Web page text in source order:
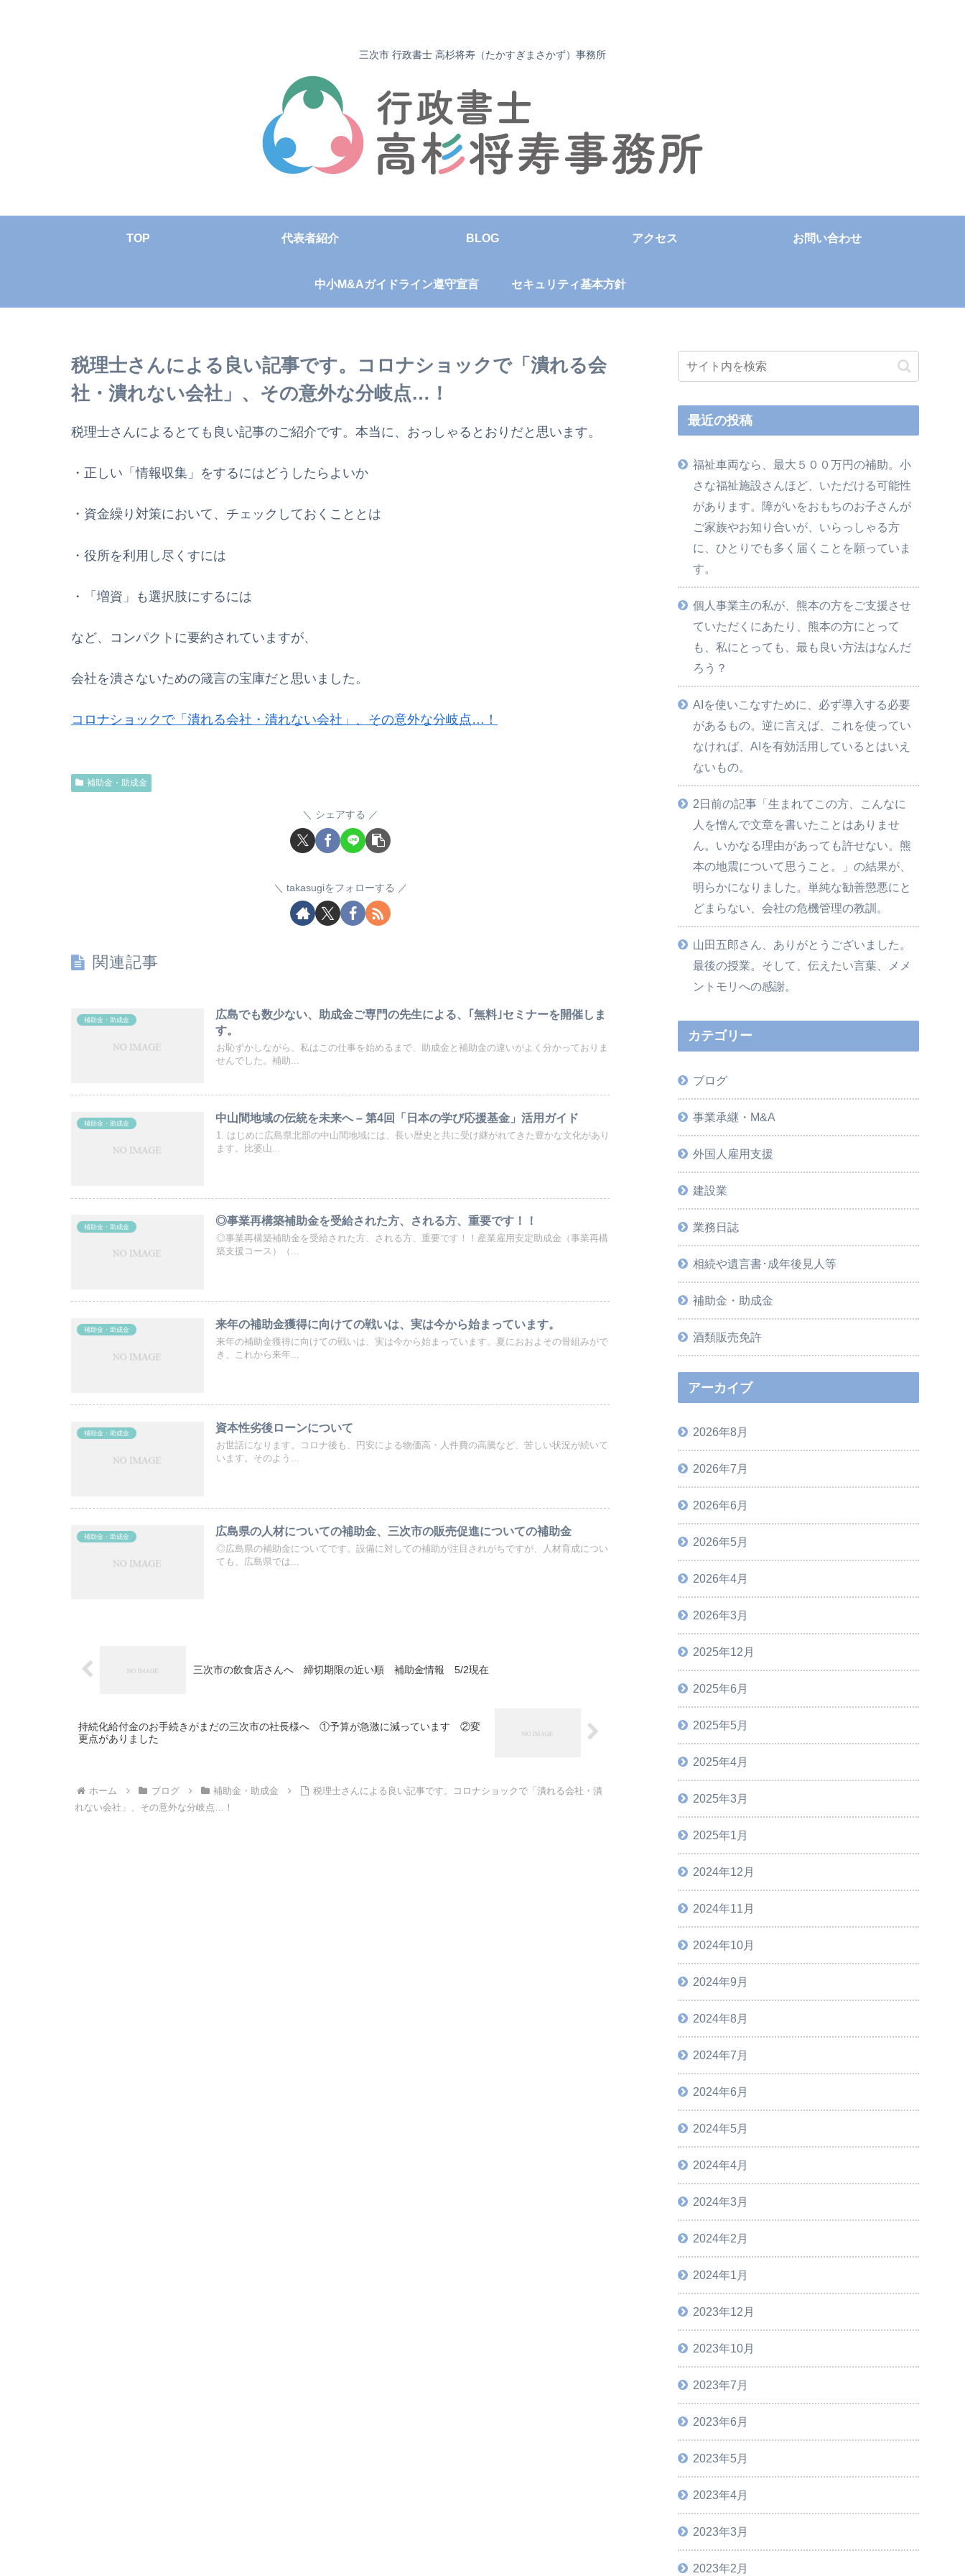
三次市 行政書士 高杉将寿（たかすぎまさかず）事務所
TOP 代表者紹介 BLOG アクセス お問い合わせ
中小M&Aガイドライン遵守宣言 セキュリティ基本方針
税理士さんによる良い記事です。コロナショックで「潰れる会
社・潰れない会社」、その意外な分岐点…！
税理士さんによるとても良い記事のご紹介です。本当に、おっしゃるとおりだと思います。
・正しい「情報収集」をするにはどうしたらよいか
・資金繰り対策において、チェックしておくこととは
・役所を利用し尽くすには
・「増資」も選択肢にするには
など、コンパクトに要約されていますが、
会社を潰さないための箴言の宝庫だと思いました。
コロナショックで「潰れる会社・潰れない会社」、その意外な分岐点…！
補助金・助成金
シェアする
takasugiをフォローする
関連記事
補助金・助成金
広島でも数少ない、助成金ご専門の先生による、｢無料｣セミナーを開催しま
す。
お恥ずかしながら、私はこの仕事を始めるまで、助成金と補助金の違いがよく分かっておりま
せんでした。補助...
補助金・助成金 中山間地域の伝統を未来へ – 第4回「日本の学び応援基金」活用ガイド
1. はじめに広島県北部の中山間地域には、長い歴史と共に受け継がれてきた豊かな文化があり
ます。比婆山...
補助金・助成金 ◎事業再構築補助金を受給された方、される方、重要です！！
◎事業再構築補助金を受給された方、される方、重要です！！産業雇用安定助成金（事業再構
築支援コース）（...
補助金・助成金 来年の補助金獲得に向けての戦いは、実は今から始まっています。
来年の補助金獲得に向けての戦いは、実は今から始まっています。夏におおよその骨組みがで
き、これから来年...
補助金・助成金 資本性劣後ローンについて
お世話になります。コロナ後も、円安による物価高・人件費の高騰など、苦しい状況が続いて
います。そのよう...
補助金・助成金 広島県の人材についての補助金、三次市の販売促進についての補助金
◎広島県の補助金についてです。設備に対しての補助が注目されがちですが、人材育成につい
ても、広島県では...
三次市の飲食店さんへ 締切期限の近い順 補助金情報 5/2現在
持続化給付金のお手続きがまだの三次市の社長様へ ①予算が急激に減っています ②変
更点がありました
ホーム ブログ 補助金・助成金
税理士さんによる良い記事です。コロナショックで「潰れる会社・潰
れない会社」、その意外な分岐点…！
最近の投稿
福祉車両なら、最大５００万円の補助。小
さな福祉施設さんほど、いただける可能性
があります。障がいをおもちのお子さんが
ご家族やお知り合いが、いらっしゃる方
に、ひとりでも多く届くことを願っていま
す。
個人事業主の私が、熊本の方をご支援させ
ていただくにあたり、熊本の方にとって
も、私にとっても、最も良い方法はなんだ
ろう？
AIを使いこなすために、必ず導入する必要
があるもの。逆に言えば、これを使ってい
なければ、AIを有効活用しているとはいえ
ないもの。
2日前の記事「生まれてこの方、こんなに
人を憎んで文章を書いたことはありませ
ん。いかなる理由があっても許せない。熊
本の地震について思うこと。」の結果が、
明らかになりました。単純な勧善懲悪にと
どまらない、会社の危機管理の教訓。
山田五郎さん、ありがとうございました。
最後の授業。そして、伝えたい言葉、メメ
ントモリへの感謝。
カテゴリー
ブログ
事業承継・M&A
外国人雇用支援
建設業
業務日誌
相続や遺言書･成年後見人等
補助金・助成金
酒類販売免許
アーカイブ
2026年8月
2026年7月
2026年6月
2026年5月
2026年4月
2026年3月
2025年12月
2025年6月
2025年5月
2025年4月
2025年3月
2025年1月
2024年12月
2024年11月
2024年10月
2024年9月
2024年8月
2024年7月
2024年6月
2024年5月
2024年4月
2024年3月
2024年2月
2024年1月
2023年12月
2023年10月
2023年7月
2023年6月
2023年5月
2023年4月
2023年3月
2023年2月